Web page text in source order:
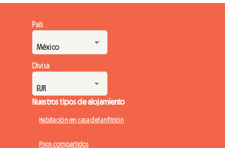
País
Divisa
Nuestros tipos de alojamiento
Habitación en casa del anfitrión
Pisos compartidos